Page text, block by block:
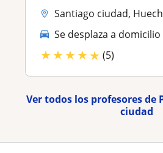
Santiago ciudad, Huechuraba, Las Condes,
Se desplaza a domicilio
★★★★★ (5)
Ver todos los profesores de
ciudad